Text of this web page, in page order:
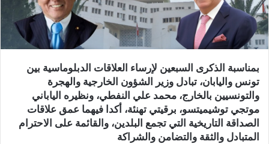
بمناسبة الذكرى السبعين لإرساء العلاقات الدبلوماسية بين
تونس واليابان، تبادل وزير الشؤون الخارجية والهجرة
والتونسيين بالخارج، محمد علي النفطي، ونظيره الياباني
موتجي توشيميتسو، برقيتي تهنئة، أكدا فيهما عمق علاقات
الصداقة التاريخية التي تجمع البلدين، والقائمة على الاحترام
المتبادل والثقة والتضامن والشراكة